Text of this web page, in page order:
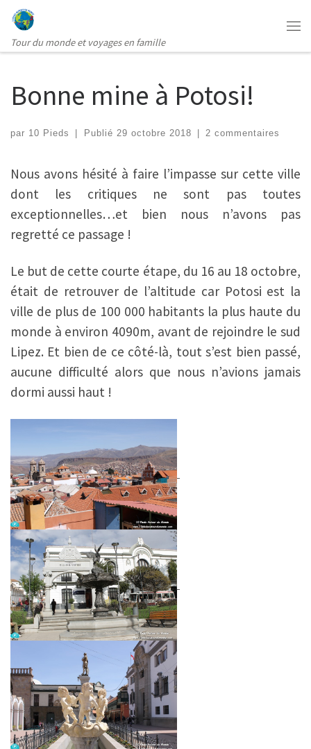
Passer au contenu
Tour du monde et voyages en famille
Bonne mine à Potosi!
par 10 Pieds | Publié 29 octobre 2018 | 2 commentaires
Nous avons hésité à faire l’impasse sur cette ville
dont les critiques ne sont pas toutes
exceptionnelles…et bien nous n’avons pas
regretté ce passage !
Le but de cette courte étape, du 16 au 18 octobre,
était de retrouver de l’altitude car Potosi est la
ville de plus de 100 000 habitants la plus haute du
monde à environ 4090m, avant de rejoindre le sud
Lipez. Et bien de ce côté-là, tout s’est bien passé,
aucune difficulté alors que nous n’avions jamais
dormi aussi haut !